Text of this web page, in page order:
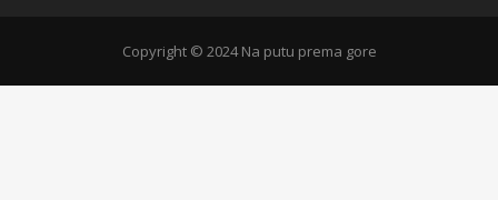
Copyright © 2024 Na putu prema gore